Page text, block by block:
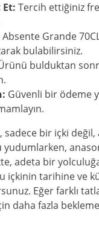
Tercih ettiğiniz
Absente Grande
bulabilirsiniz.
bulduktan
Güvenli bir ödeme
bir içki değil,
yudumlarken,
adeta bir
içkinin tarihine ve
Eğer farklı
daha fazla